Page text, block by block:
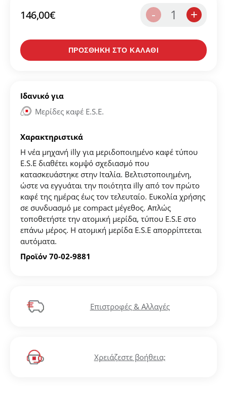
146,00€ - 1 +
ΠΡΟΣΘΗΚΗ ΣΤΟ ΚΑΛΑΘΙ
Ιδανικό για
Mερίδες καφέ Ε.S.E.
Χαρακτηριστικά
Η νέα μηχανή illy για μεριδοποιημένο καφέ τύπου
Ε.S.E διαθέτει κομψό σχεδιασμό που
κατασκευάστηκε στην Ιταλία. Βελτιστοποιημένη,
ώστε να εγγυάται την ποιότητα illy από τον πρώτο
καφέ της ημέρας έως τον τελευταίο. Ευκολία χρήσης
σε συνδυασμό με compact μέγεθος. Απλώς
τοποθετήστε την ατομική μερίδα, τύπου E.S.E στο
επάνω μέρος. Η ατομική μερίδα Ε.S.E απορρίπτεται
αυτόματα.
Προϊόν 70-02-9881
Επιστροφές & Αλλαγές
Χρειάζεστε βοήθεια;
αποθηκεύστε την δική σας λίστα αγαπημένων.
Βρείτε το προϊόν που επιθυμείτε και πατήστε στο
κουμπί "Προσθήκη στα Αγαπημένα".
Βρείτε την δική σας λίστα Αγαπημένων στο προφίλ
σας.
ΔΗΜΙΟΥΡΓΙΑ ΛΟΓΑΡΙΑΣΜΟΥ